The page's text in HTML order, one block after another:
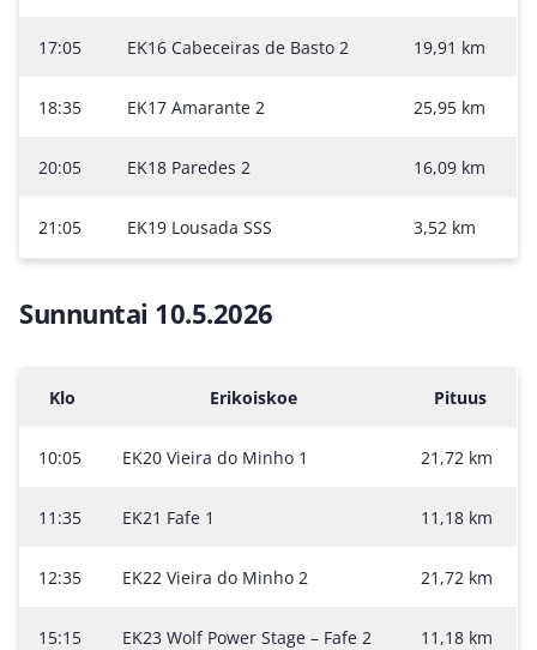
17:05 EK16 Cabeceiras de Basto 2 19,91 km
18:35 EK17 Amarante 2 25,95 km
20:05 EK18 Paredes 2 16,09 km
21:05 EK19 Lousada SSS 3,52 km
Sunnuntai 10.5.2026
Klo Erikoiskoe Pituus
10:05 EK20 Vieira do Minho 1 21,72 km
11:35 EK21 Fafe 1 11,18 km
12:35 EK22 Vieira do Minho 2 21,72 km
15:15 EK23 Wolf Power Stage – Fafe 2 11,18 km